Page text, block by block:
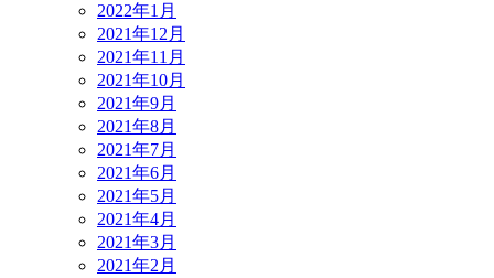
2022年1月
2021年12月
2021年11月
2021年10月
2021年9月
2021年8月
2021年7月
2021年6月
2021年5月
2021年4月
2021年3月
2021年2月